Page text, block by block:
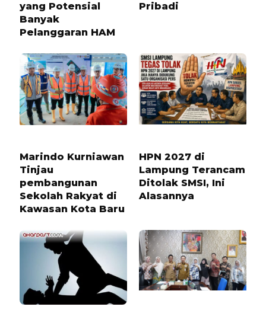
yang Potensial
Banyak
Pelanggaran HAM
Pribadi
Marindo Kurniawan
Tinjau
pembangunan
Sekolah Rakyat di
Kawasan Kota Baru
HPN 2027 di
Lampung Terancam
Ditolak SMSI, Ini
Alasannya